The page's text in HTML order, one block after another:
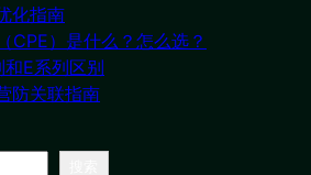
化指南
CPE）是什么？怎么选？
和E系列区别
防关联指南